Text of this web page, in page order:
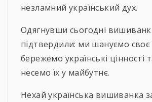
незламний український дух.
Одягнувши сьогодні
підтвердили: ми шануємо своє
бережемо українські цінності
несемо їх у майбутнє.
Нехай українська вишиванка